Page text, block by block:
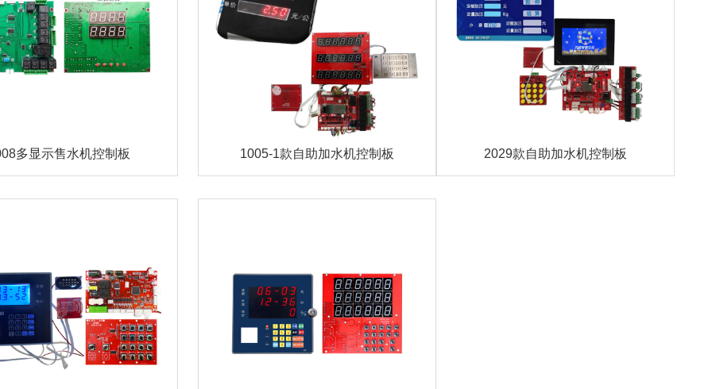
多显示售水机控制板 1005-1款自助加水机控制板 2029款自助加水机控制板